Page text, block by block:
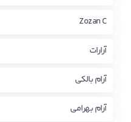
Zozan C
آرارات
آرام بالکی
آرام بهرامی